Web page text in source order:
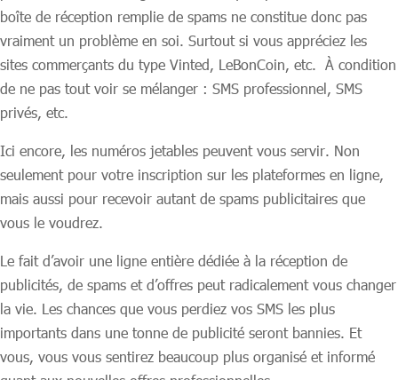
boîte de réception remplie de spams ne constitue donc pas
vraiment un problème en soi. Surtout si vous appréciez les
sites commerçants du type Vinted, LeBonCoin, etc. À condition
de ne pas tout voir se mélanger : SMS professionnel, SMS
privés, etc.
Ici encore, les numéros jetables peuvent vous servir. Non
seulement pour votre inscription sur les plateformes en ligne,
mais aussi pour recevoir autant de spams publicitaires que
vous le voudrez.
Le fait d’avoir une ligne entière dédiée à la réception de
publicités, de spams et d’offres peut radicalement vous changer
la vie. Les chances que vous perdiez vos SMS les plus
importants dans une tonne de publicité seront bannies. Et
vous, vous vous sentirez beaucoup plus organisé et informé